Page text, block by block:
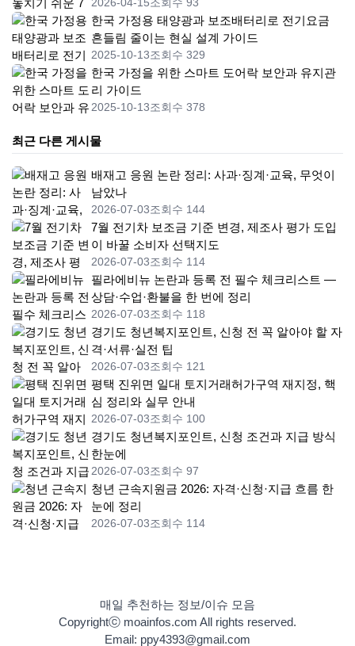
한국 가정용 태양광과 보조배터리로 전기요금
흔들림 줄이는 현실 설계 가이드
2025-10-13조회수 329
한국 가정을 위한 스마트 도어락 보안과 유지관
리 가이드
2025-10-13조회수 378
최근 다른 게시물
배재고 응원 논란 정리: 사과·징계·교육, 무엇이
남았나
2026-07-03조회수 144
7월 전기차 보조금 기준 변경, 제조사 평가 도입
이 바꿀 소비자 선택지도
2026-07-03조회수 114
필라에비뉴 논란과 등록 전 필수 체크리스트 —
상담·수업·환불을 한 번에 정리
2026-07-03조회수 118
경기도 청년복지포인트, 신청 전 꼭 알아야 할 자
격·서류·실전 팁
2026-07-03조회수 121
평택 진위면 일대 토지거래허가구역 재지정, 핵
심 정리와 실무 안내
2026-07-03조회수 100
경기도 청년복지포인트, 신청 조건과 지급 방식
한눈에
2026-07-03조회수 97
청년 근속지원금 2026: 자격·신청·지급 흐름 한
눈에 정리
2026-07-03조회수 114
매일 추천하는 정보/이슈 모음
Copyrightⓒ moainfos.com All rights reserved.
Email: ppy4393@gmail.com